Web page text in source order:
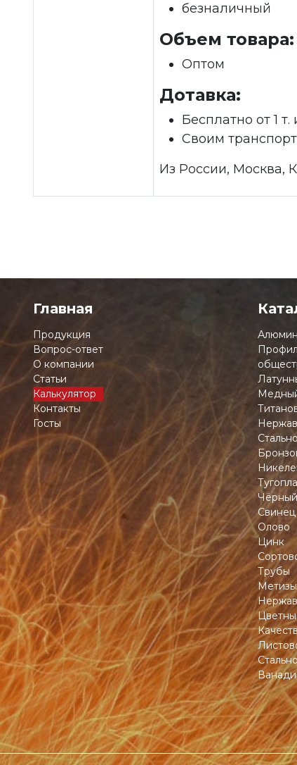
безналичный
Объем товара:
Оптом
Дотавка:
Бесплатно от 1
Своим
Из России, Москва,
Главная
Продукция
Вопрос-ответ
О компании
Статьи
Калькулятор
Контакты
Госты
Свинец
Олово
Цинк
Трубы
Метизы